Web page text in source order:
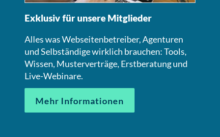
Exklusiv für unsere Mitglieder
Alles was Webseitenbetreiber, Agenturen
und Selbständige wirklich brauchen: Tools,
Wissen, Musterverträge, Erstberatung und
Live-Webinare.
Mehr Informationen